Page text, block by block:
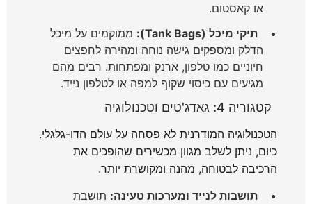
או קאסטום.
תיקי מיכל (Tank Bags):
ממוקמים על מיכל
הדלק ומספקים גישה נוחה ומהירה לחפצים
חיוניים כמו טלפון, ארנק ומפתחות. רבים מהם
מגיעים עם כיסוי שקוף למפה או לטלפון נייד.
קטגוריה 4: גאדג'טים וטכנולוגיה
הטכנולוגיה המודרנית לא פסחה על עולם הדו-גלגלי.
כיום, ניתן לשלב מגוון מכשירים שהופכים את
הרכיבה לבטוחה, מהנה ומקושרת יותר.
תושבות לנייד ומערכות טעינה: תושבת